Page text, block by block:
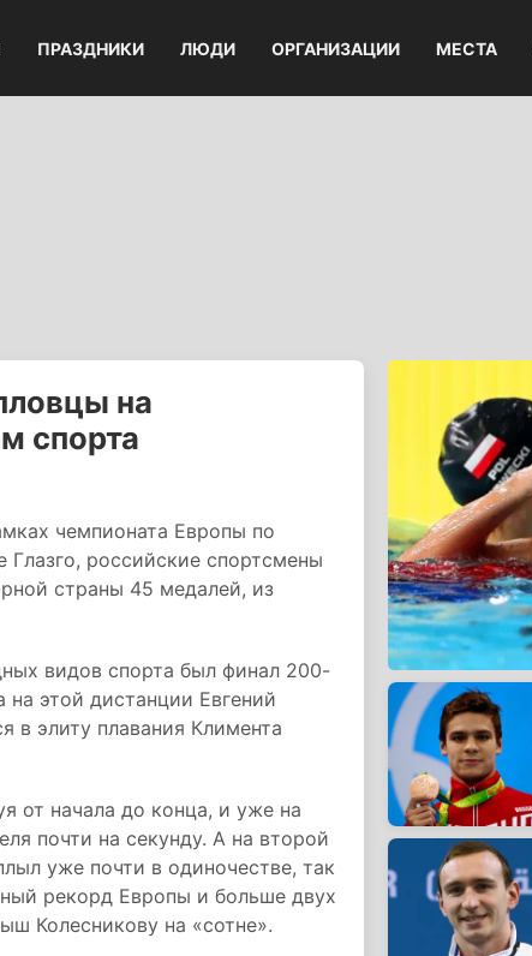
ПРАЗДНИКИ ЛЮДИ ОРГАНИЗАЦИИ МЕСТА
на
спорта
чемпионата Европы по
российские спортсмены
страны 45 медалей, из
видов спорта был финал 200-
этой дистанции Евгений
в элиту плавания Климента
от начала до конца, и уже на
почти на секунду. А на второй
уже почти в одиночестве, так
рекорд Европы и больше двух
Колесникову на «сотне».